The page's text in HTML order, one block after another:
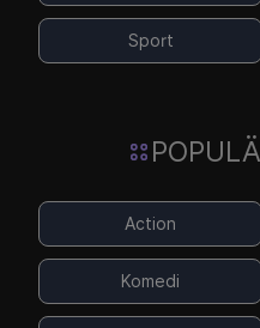
Sport
Action
Komedi